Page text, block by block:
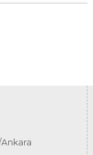
Ankara